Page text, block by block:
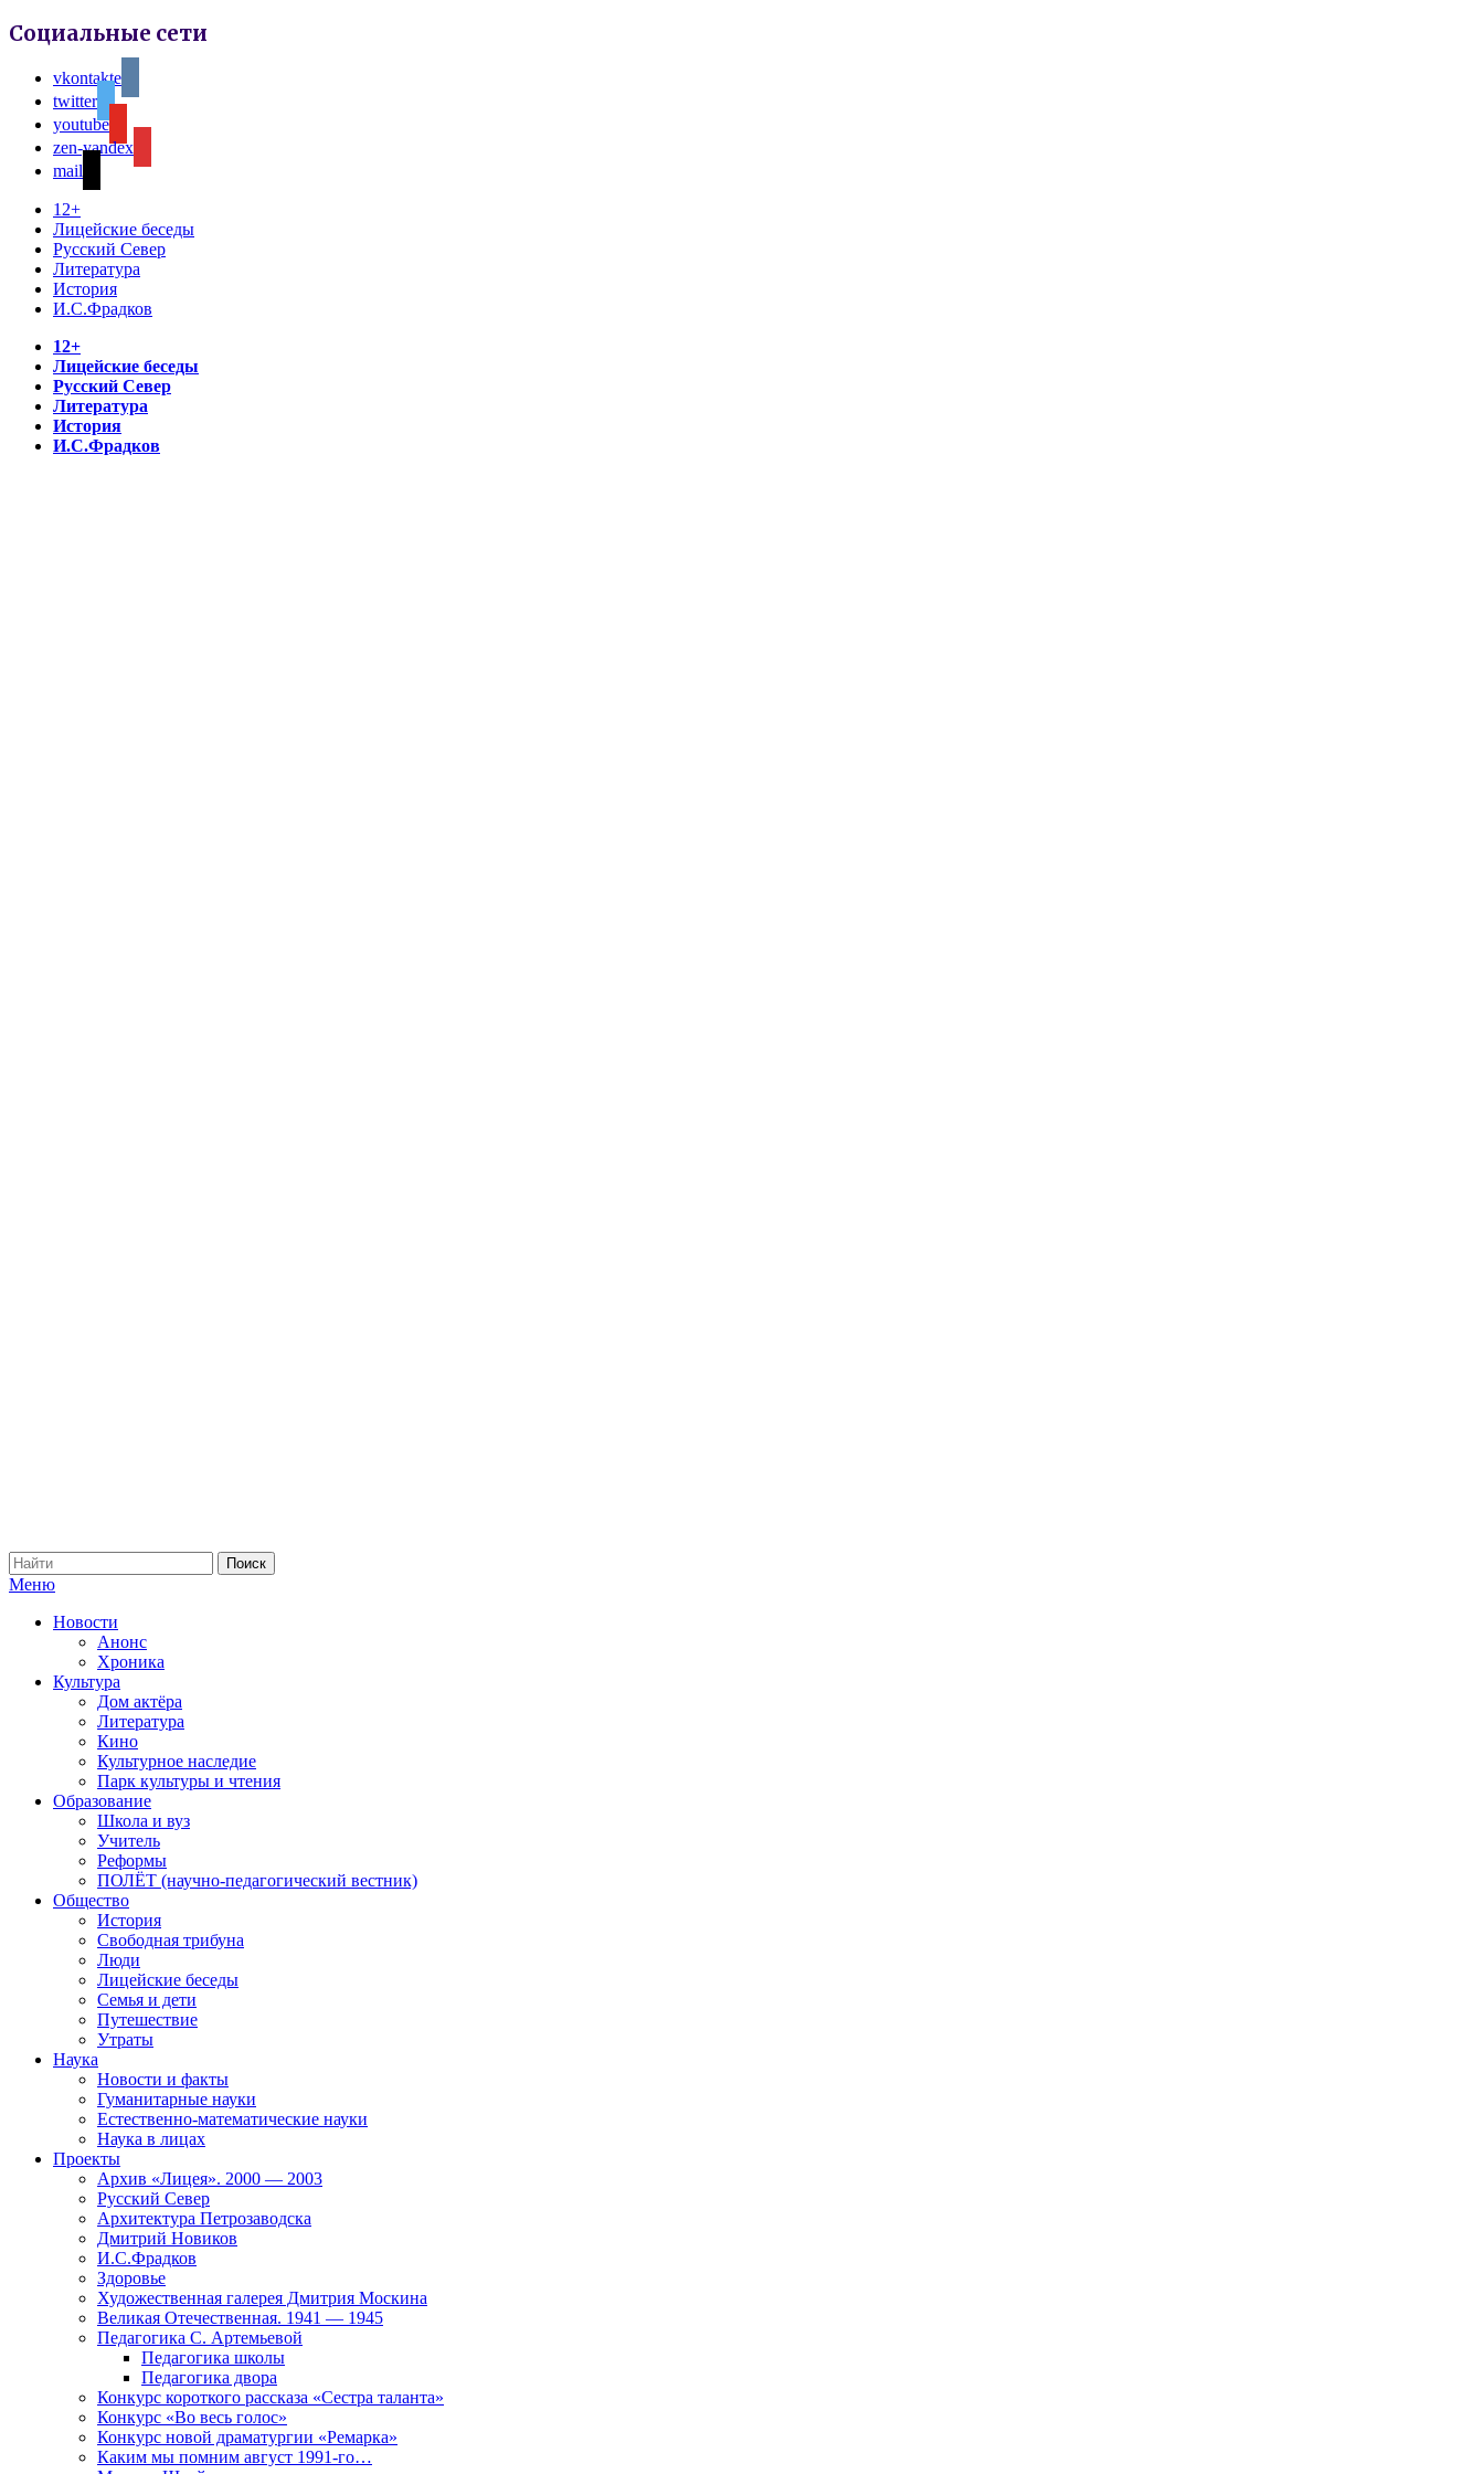
Социальные сети
vkontakte
twitter
youtube
zen-yandex
mail
12+
Лицейские беседы
Русский Север
Литература
История
И.С.Фрадков
12+
Лицейские беседы
Русский Север
Литература
История
И.С.Фрадков
Меню
Новости
Анонс
Хроника
Культура
Дом актёра
Литература
Кино
Культурное наследие
Парк культуры и чтения
Образование
Школа и вуз
Учитель
Реформы
ПОЛЁТ (научно-педагогический вестник)
Общество
История
Свободная трибуна
Люди
Лицейские беседы
Семья и дети
Путешествие
Утраты
Наука
Новости и факты
Гуманитарные науки
Естественно-математические науки
Наука в лицах
Проекты
Архив «Лицея». 2000 — 2003
Русский Север
Архитектура Петрозаводска
Дмитрий Новиков
И.С.Фрадков
Здоровье
Художественная галерея Дмитрия Москина
Великая Отечественная. 1941 — 1945
Педагогика С. Артемьевой
Педагогика школы
Педагогика двора
Конкурс короткого рассказа «Сестра таланта»
Конкурс «Во весь голос»
Конкурс новой драматургии «Ремарка»
Каким мы помним август 1991-го…